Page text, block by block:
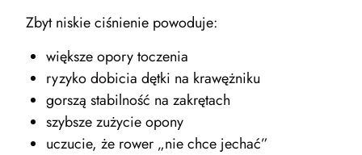
Zbyt niskie ciśnienie powoduje:
większe opory toczenia
ryzyko dobicia dętki na krawężniku
gorszą stabilność na zakrętach
szybsze zużycie opony
uczucie, że rower „nie chce jechać”